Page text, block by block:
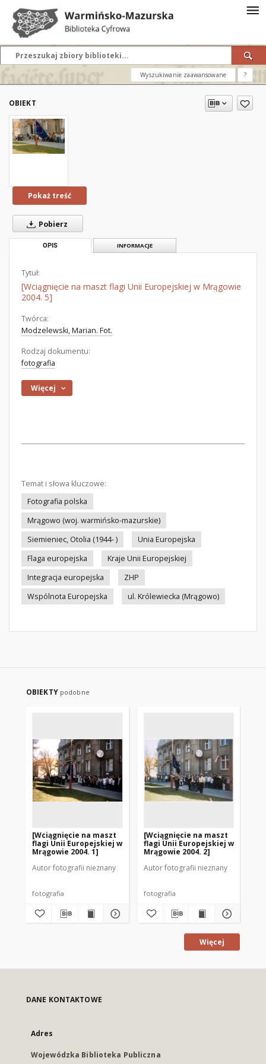
Wyszukiwanie zaawansowane ?
OBIEKT
Pokaż treść
Pobierz
OPIS INFORMACJE
Tytuł:
[Wciągnięcie na maszt flagi Unii Europejskiej w Mrągowie
2004. 5]
Twórca:
Modzelewski, Marian. Fot.
Rodzaj dokumentu:
fotografia
Więcej
Temat i słowa kluczowe:
Fotografia polska
Mrągowo (woj. warmińsko-mazurskie)
Siemieniec, Otolia (1944- )
Unia Europejska
Flaga europejska
Kraje Unii Europejskiej
Integracja europejska
ZHP
Wspólnota Europejska
ul. Królewiecka (Mrągowo)
OBIEKTY podobne
[Wciągnięcie na maszt
flagi Unii Europejskiej w
Mrągowie 2004. 1]
Autor fotografii nieznany
fotografia
[Wciągnięcie na maszt
flagi Unii Europejskiej w
Mrągowie 2004. 2]
Autor fotografii nieznany
fotografia
Więcej
DANE KONTAKTOWE
Adres
Wojewódzka Biblioteka Publiczna